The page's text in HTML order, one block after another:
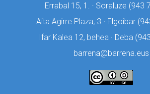
Errabal 15, 1. · Soraluze (943
Aita Agirre Plaza, 3 · Elgoibar (
Ifar Kalea 12, behea · Deba (
barrena@barrena.eus